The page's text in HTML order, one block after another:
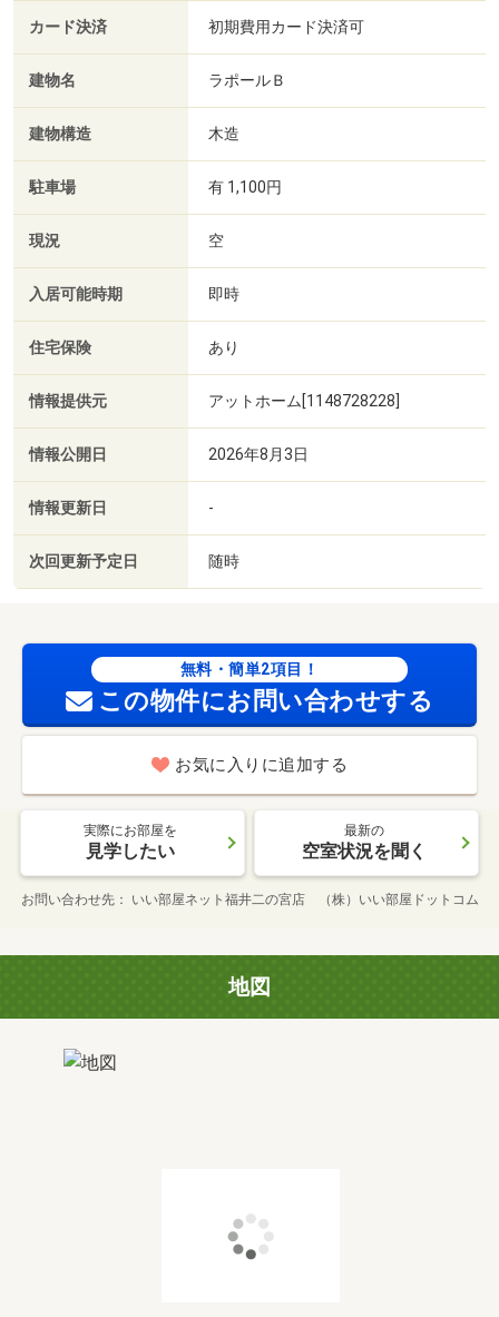
カード決済 初期費用カード決済可
建物名 ラポールＢ
建物構造 木造
駐車場 有 1,100円
現況 空
入居可能時期 即時
住宅保険 あり
情報提供元 アットホーム[1148728228]
情報公開日 2026年8月3日
情報更新日 -
次回更新予定日 随時
無料・簡単2項目！
この物件にお問い合わせする
お気に入りに追加する
実際にお部屋を
見学したい
最新の
空室状況を聞く
お問い合わせ先 いい部屋ネット福井二の宮店 （株）いい部屋ドットコム
地図